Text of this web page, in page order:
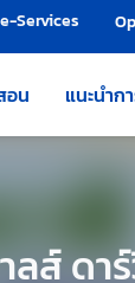
e-Services
อน แนะนำก
ลส์ ดา